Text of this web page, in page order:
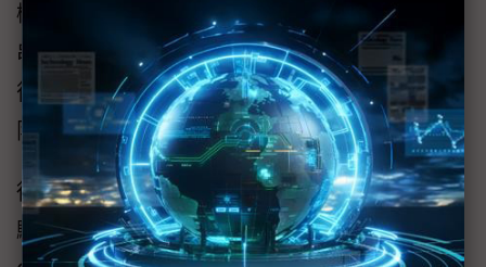
機；雙網口型號支持鏈路冗餘；豐富的USB與
串口相容各類身分識別模組。即便在斷電恢復
後，來電開機功能讓設備自動「甦醒」，最大
限度提升服務可用性。
從生產線上的精準控制，到數位零售的互動體
驗，再到自助服務終端的全天候可靠運行，